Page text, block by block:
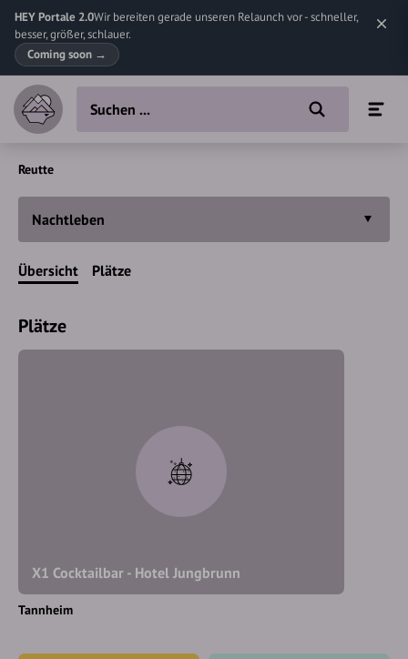
HEY Portale 2.0Wir bereiten gerade unseren Relaunch vor - schneller,
besser, größer, schlauer.
Coming soon →
Reutte
Nachtleben
Übersicht Plätze
Plätze
X1 Cocktailbar - Hotel Jungbrunn
Tannheim